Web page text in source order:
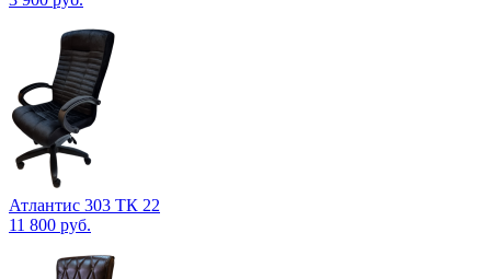
Атлантис 303 ТК 22
11 800 руб.